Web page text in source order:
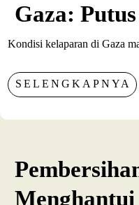
Gaza:
Kondisi kelaparan di Gaza
SELENGKAPNYA